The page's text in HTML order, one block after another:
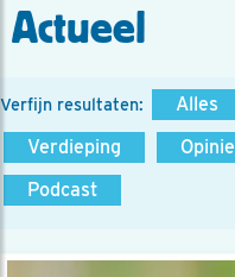
Actueel
Verfijn resultaten: Alles
Verdieping
Opinie
Podcast